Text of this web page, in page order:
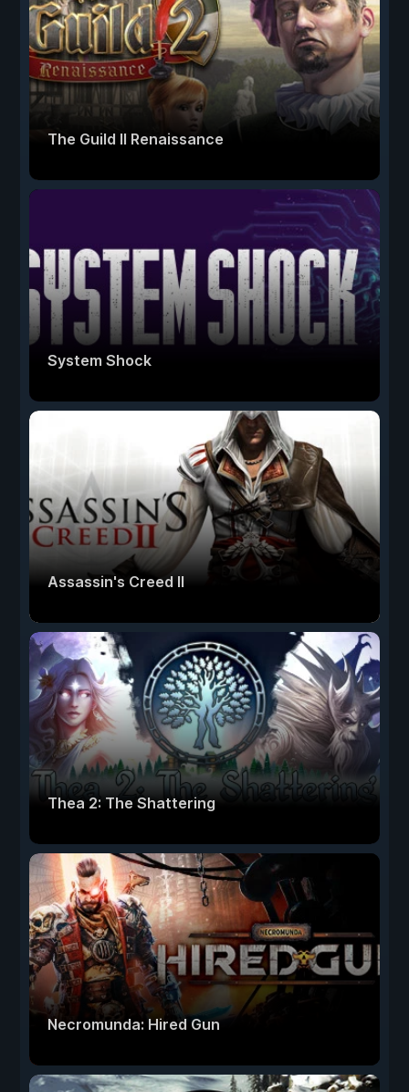
The Guild II Renaissance
System Shock
Assassin's Creed II
Thea 2: The Shattering
Necromunda: Hired Gun